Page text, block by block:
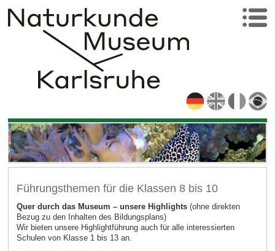
Führungsthemen für die Klassen 8 bis 10
Quer durch das Museum – unsere Highlights (ohne direkten
Bezug zu den Inhalten des Bildungsplans)
Wir bieten unsere Highlightführung auch für alle interessierten
Schulen von Klasse 1 bis 13 an.